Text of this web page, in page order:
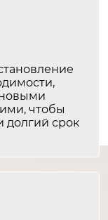
чтобы
долгий срок